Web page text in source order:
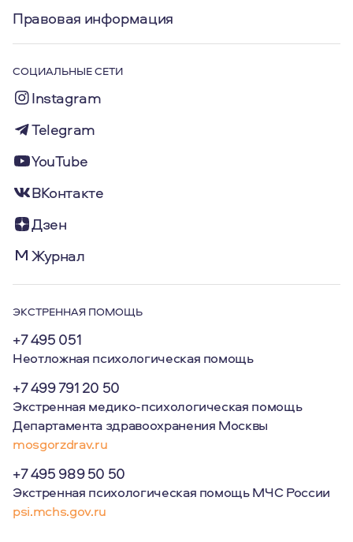
Правовая информация
СОЦИАЛЬНЫЕ СЕТИ
Instagram
Telegram
YouTube
ВКонтакте
Дзен
Журнал
ЭКСТРЕННАЯ ПОМОЩЬ
+7 495 051
Неотложная психологическая помощь
+7 499 791 20 50
Экстренная медико-психологическая помощь
Департамента здравоохранения Москвы
mosgorzdrav.ru
+7 495 989 50 50
Экстренная психологическая помощь МЧС России
psi.mchs.gov.ru